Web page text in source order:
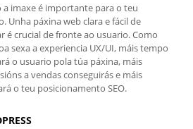
a imaxe é importante para o teu
Unha páxina web clara e fácil de
é crucial de fronte ao usuario. Como
sexa a experiencia UX/UI, máis tempo
o usuario pola túa páxina, máis
a vendas conseguirás e máis
o teu posicionamento SEO.